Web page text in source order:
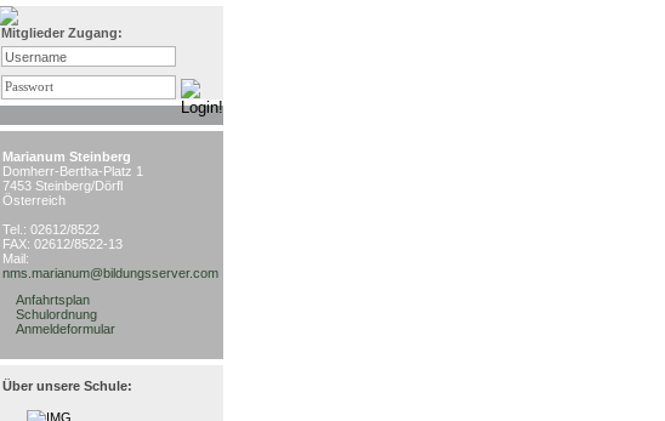
Mitglieder Zugang:
Marianum Steinberg
Domherr-Bertha-Platz 1
7453 Steinberg/Dörfl
Österreich
Tel.: 02612/8522
FAX: 02612/8522-13
Mail:
nms.marianum@bildungsserver.com
Anfahrtsplan
Schulordnung
Anmeldeformular
Über unsere Schule: